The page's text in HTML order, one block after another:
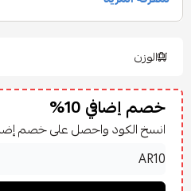
الوزن
خصم إضافي 10%
انسخ الكود واحصل على خصم